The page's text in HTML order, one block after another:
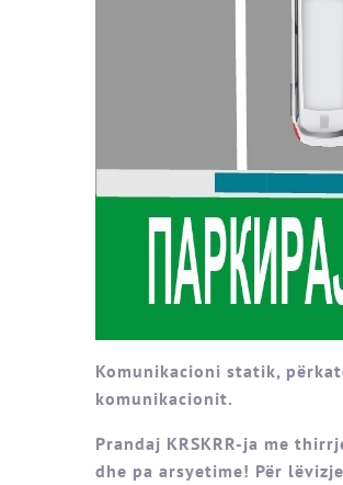
Komunikacioni statik,
komunikacionit.
Prandaj KRSKRR-ja me
dhe pa arsyetime! Për